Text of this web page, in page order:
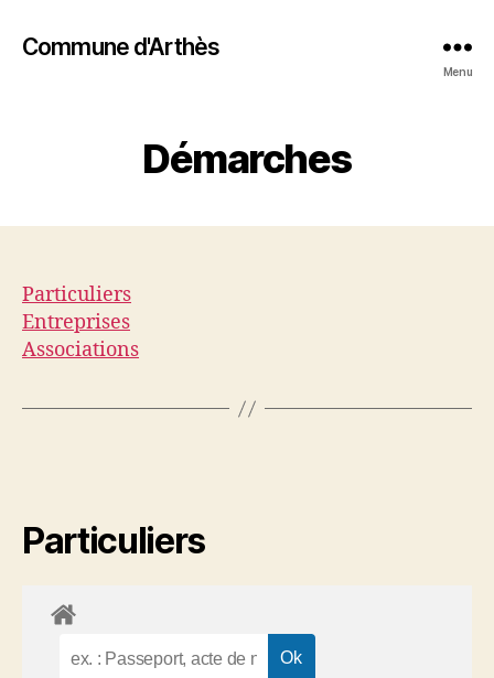
Commune d'Arthès
Menu
Démarches
Particuliers
Entreprises
Associations
Particuliers